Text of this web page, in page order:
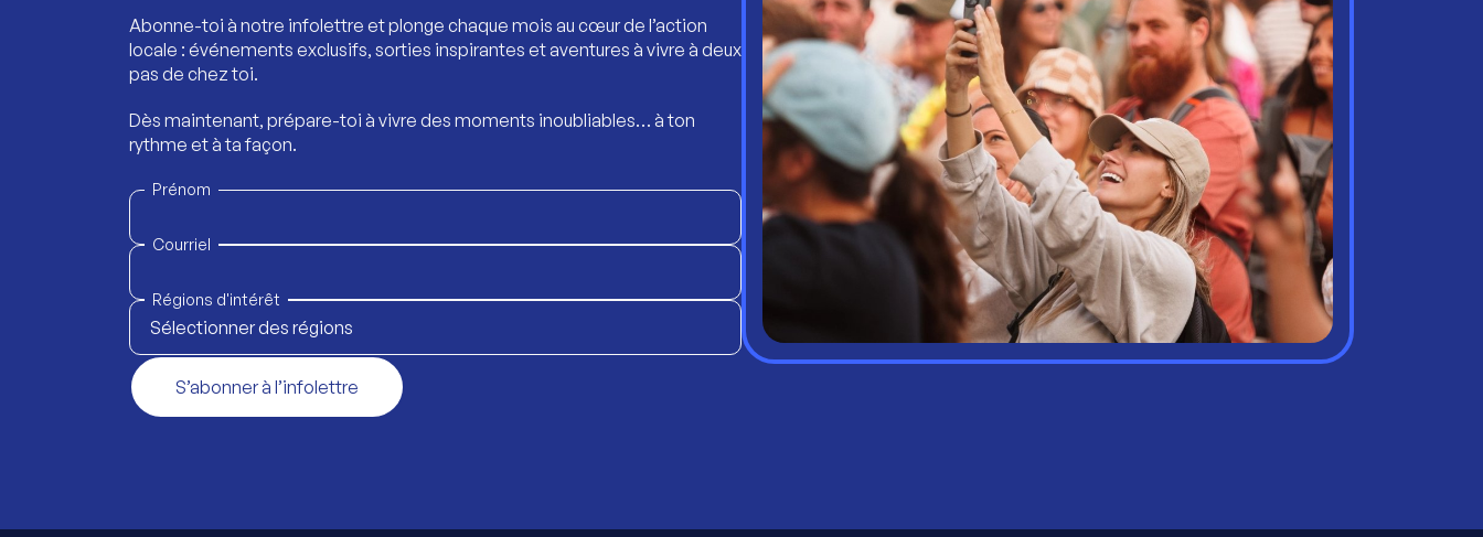
Abonne-toi à notre infolettre et plonge chaque mois au cœur de l’action
locale : événements exclusifs, sorties inspirantes et aventures à vivre à deux
pas de chez toi.
Dès maintenant, prépare-toi à vivre des moments inoubliables… à ton
rythme et à ta façon.
Prénom
Courriel
Régions d'intérêt
Sélectionner des régions
S’abonner à l’infolettre